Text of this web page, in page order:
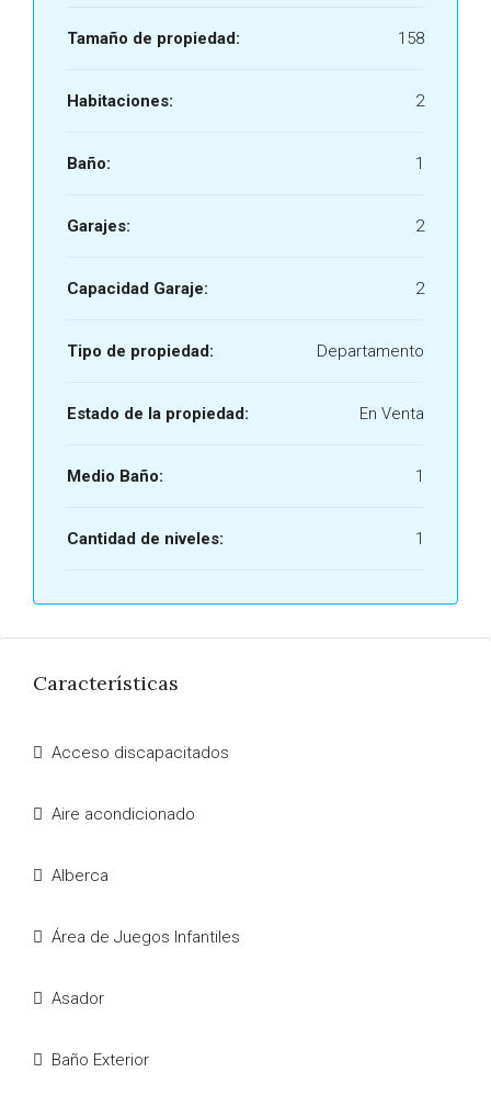
Tamaño de propiedad: 158
Habitaciones: 2
Baño: 1
Garajes: 2
Capacidad Garaje: 2
Tipo de propiedad: Departamento
Estado de la propiedad: En Venta
Medio Baño: 1
Cantidad de niveles: 1
Características
Acceso discapacitados
Aire acondicionado
Alberca
Área de Juegos Infantiles
Asador
Baño Exterior